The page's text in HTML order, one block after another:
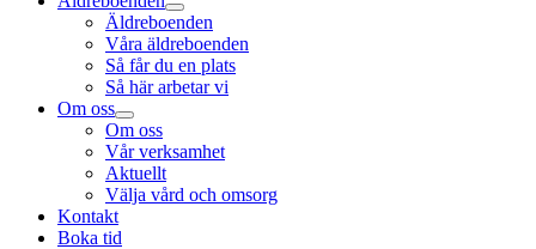
Äldreboenden
Våra äldreboenden
Så får du en plats
Så här arbetar vi
Om oss
Om oss
Vår verksamhet
Aktuellt
Välja vård och omsorg
Kontakt
Boka tid